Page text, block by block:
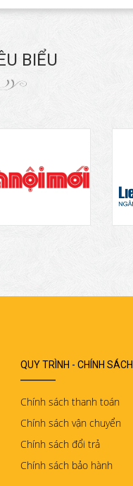
BIỂU
QUY TRÌNH - CHÍNH SÁCH
Chính sách thanh toán
Chính sách vận chuyển
Chính sách đổi trả
Chính sách bảo hành